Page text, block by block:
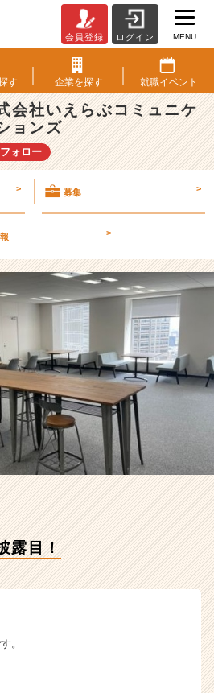
会員登録 ログイン MENU
す 企業を探す 就職イベント
会社いえらぶコミュニケ
ョンズ
ォロー
> 募集 >
>
露目！
。